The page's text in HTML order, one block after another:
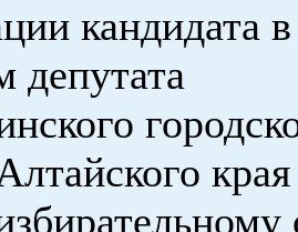
кандидата
депутата